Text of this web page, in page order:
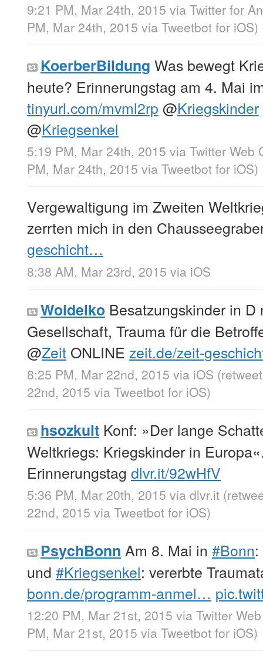
9:21 PM, Mar 24th, 2015 via Twitter for
PM, Mar 24th, 2015 via Tweetbot for iΟS)
KoerberBildung Was bewegt
heute? Erinnerungstag am 4. Mai
tinyurl.com/mvml2rp @Kriegskinder
@Kriegsenkel
5:19 PM, Mar 24th, 2015 via Twitter Web
PM, Mar 24th, 2015 via Tweetbot for iΟS)
Vergewaltigung im Zweiten
zerrten mich in den
geschicht…
8:38 AM, Mar 23rd, 2015 via iOS
Woidelko Besatzungskinder in
Gesellschaft, Trauma für die
@Zeit ONLINE zeit.de/zeit-
8:25 PM, Mar 22nd, 2015 via iOS
22nd, 2015 via Tweetbot for iΟS)
hsozkult Konf: »Der lange
Weltkriegs: Kriegskinder in
Erinnerungstag dlvr.it/92wHfV
5:36 PM, Mar 20th, 2015 via dlvr.it
22nd, 2015 via Tweetbot for iΟS)
PsychBonn Am 8. Mai in #Bonn
und #Kriegsenkel: vererbte
bonn.de/programm-anmel…
12:20 PM, Mar 21st, 2015 via Twitter
PM, Mar 21st, 2015 via Tweetbot for iΟS)